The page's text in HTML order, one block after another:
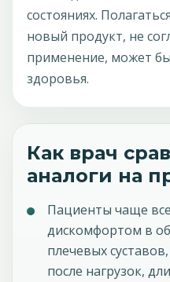
состояниях.
новый продукт, не
применение, может
здоровья.
Как врач
аналоги на
Пациенты чаще
дискомфортом в
плечевых
после нагрузок,